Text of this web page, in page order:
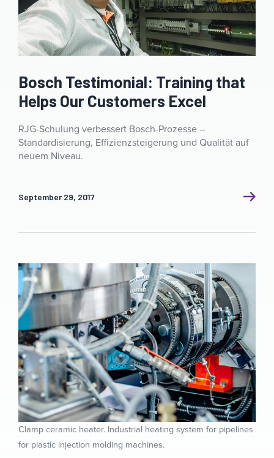
Bosch Testimonial: Training that
Helps Our Customers Excel
RJG-Schulung verbessert Bosch-Prozesse –
Standardisierung, Effizienzsteigerung und Qualität auf
neuem Niveau.
September 29, 2017
Clamp ceramic heater. Industrial heating system for pipelines
for plastic injection molding machines.